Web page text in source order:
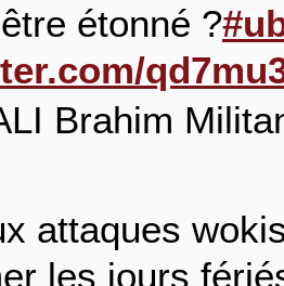
étonné ?
Brahim
attaques
les jours